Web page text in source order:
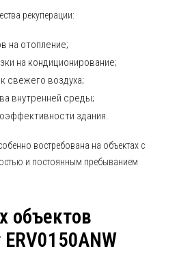
рекуперации:
на отопление;
на кондиционирование;
свежего воздуха;
внутренней среды;
здания.
востребована на объектах с
и постоянным пребыванием
объектов